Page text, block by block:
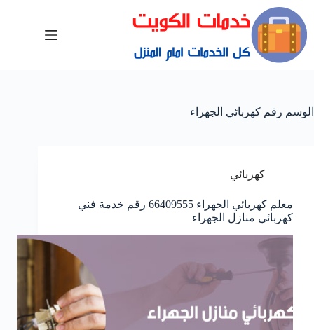
الوسم رقم كهربائي الجهراء
كهربائي
معلم كهربائي الجهراء 66409555 رقم خدمة فني
كهربائي منازل الجهراء